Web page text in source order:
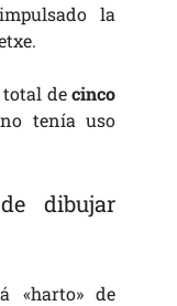
la
total decinco
tenía uso
dibujar
«harto» de